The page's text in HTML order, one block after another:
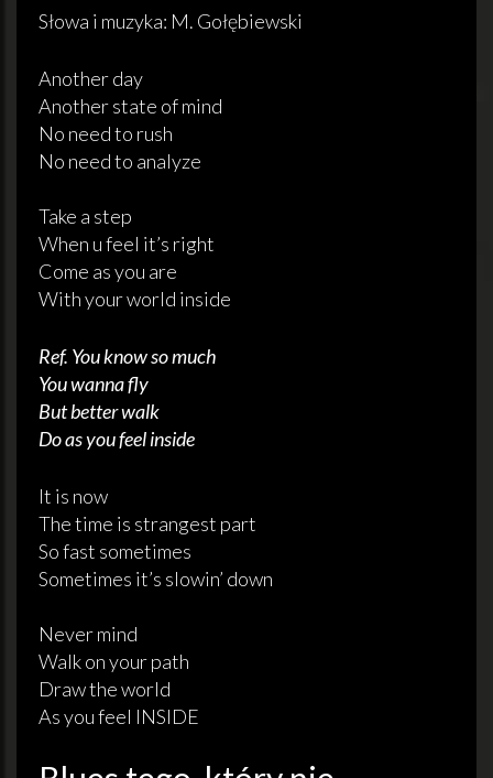
Słowa i muzyka: M. Gołębiewski
Another day
Another state of mind
No need to rush
No need to analyze
Take a step
When u feel it’s right
Come as you are
With your world inside
Ref. You know so much
You wanna fly
But better walk
Do as you feel inside
It is now
The time is strangest part
So fast sometimes
Sometimes it’s slowin’ down
Never mind
Walk on your path
Draw the world
As you feel INSIDE